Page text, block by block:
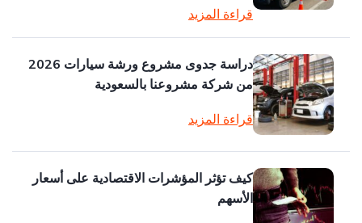
قراءة المزيد
دراسة جدوى مشروع ورشة سيارات 2026
من شركة مشروعنا بالسعودية
قراءة المزيد
كيف تؤثر المؤشرات الاقتصادية على أسعار
الأسهم